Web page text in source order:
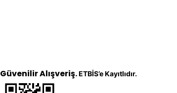
Güvenilir Alışveriş.ETBİS’e Kayıtlıdır.